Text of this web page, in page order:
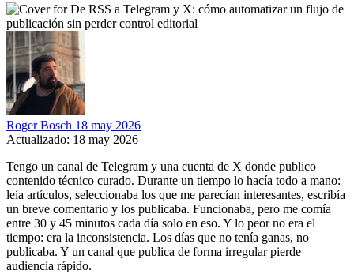
Roger Bosch 18 may 2026
Actualizado: 18 may 2026
Tengo un canal de Telegram y una cuenta de X donde publico
contenido técnico curado. Durante un tiempo lo hacía todo a mano:
leía artículos, seleccionaba los que me parecían interesantes, escribía
un breve comentario y los publicaba. Funcionaba, pero me comía
entre 30 y 45 minutos cada día solo en eso. Y lo peor no era el
tiempo: era la inconsistencia. Los días que no tenía ganas, no
publicaba. Y un canal que publica de forma irregular pierde
audiencia rápido.